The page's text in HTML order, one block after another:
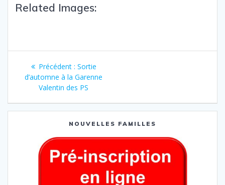
Related Images:
Précédent : Sortie
d’automne à la Garenne
Valentin des PS
NOUVELLES FAMILLES